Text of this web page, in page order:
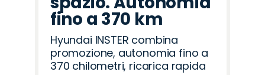
fino a 370 km
Hyundai INSTER combina
promozione, autonomia fino a
370 chilometri, ricarica rapida